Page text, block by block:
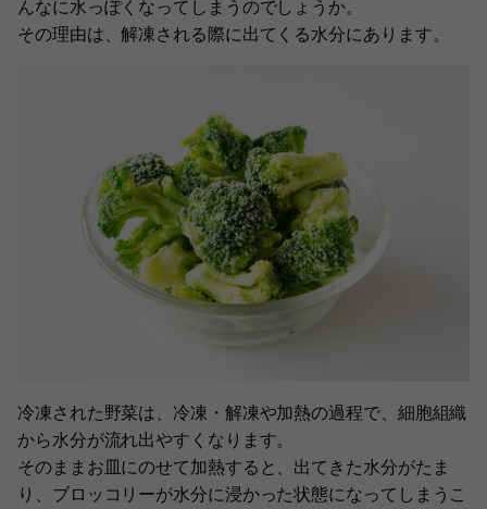
んなに水っぽくなってしまうのでしょうか。
その理由は、解凍される際に出てくる水分にあります。
冷凍された野菜は、冷凍・解凍や加熱の過程で、細胞組織
から水分が流れ出やすくなります。
そのままお皿にのせて加熱すると、出てきた水分がたま
り、ブロッコリーが水分に浸かった状態になってしまうこ